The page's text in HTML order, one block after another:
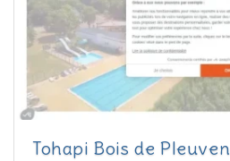
Tohapi Bois de Pleuven